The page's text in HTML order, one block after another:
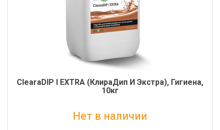
ClearaDIP I EXTRA (КлираДип И Экстра), Гигиена,
10кг
Нет в наличии